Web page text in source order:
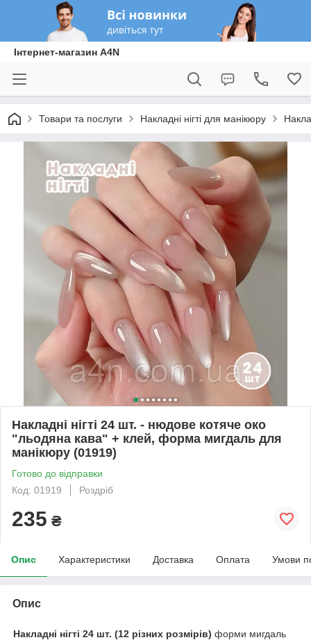
Інтернет-магазин A4N
Товари та послуги Накладні нігті для манікюру
Накладні нігті 24 шт. - нюдове котяче око
"льодяна кава" + клей, форма мигдаль для
манікюру (01919)
Готово до відправки
Код: 01919
Роздріб
235 ₴
Опис Характеристики Доставка Оплата Умови
Опис
Накладні нігті 24 шт. (12 різних розмірів) форми мигдаль